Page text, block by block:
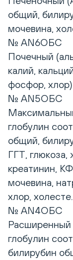
общий,
мочевина,
№ AN6ОБС
Почечный
калий,
фосфор, хлор)
№ AN5ОБС
глобулин
общий,
ГГТ, глюкоза,
креатинин,
мочевина,
хлор,
№ AN4ОБС
глобулин
билирубин